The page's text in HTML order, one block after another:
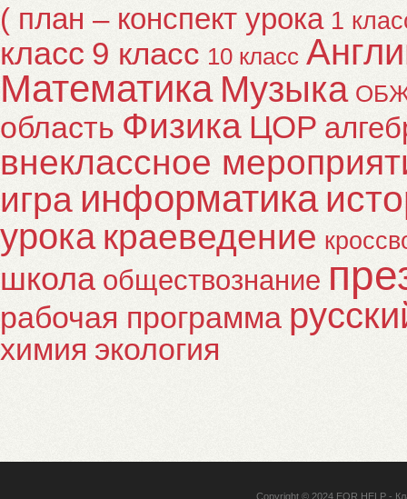
( план – конспект урока 1
класс 9 класс 10 класс
Математика Музыка
область Физика ЦОР
внеклассное
игра информатика
урока краеведение
школа обществознание
рабочая программа
химия экология
Copyright © 2024 EOR HELP-